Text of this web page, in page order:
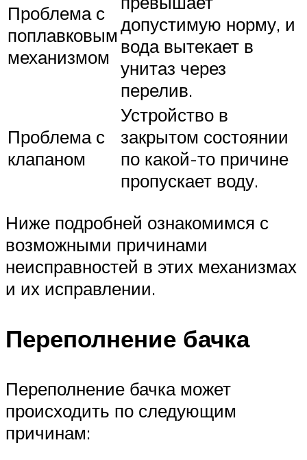
Проблема с
поплавковым
механизмом
допустимую норму, и
вода вытекает в
унитаз через
перелив.
Проблема с
клапаном
Устройство в
закрытом состоянии
по какой-то причине
пропускает воду.
Ниже подробней ознакомимся с
возможными причинами
неисправностей в этих механизмах
и их исправлении.
Переполнение бачка
Переполнение бачка может
происходить по следующим
причинам: